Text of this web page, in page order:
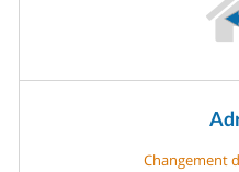
Changement